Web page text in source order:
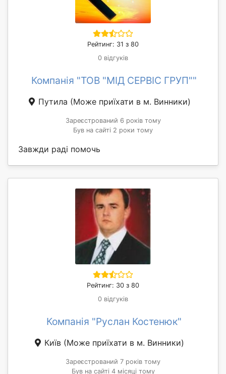
Рейтинг: 31 з 80
0 відгуків
Компанія "ТОВ "МІД СЕРВІС ГРУП""
Путила (Може приїхати в м. Винники)
Зареєстрований 6 років тому
Був на сайті 2 роки тому
Завжди раді помочь
Рейтинг: 30 з 80
0 відгуків
Компанія "Руслан Костенюк"
Київ (Може приїхати в м. Винники)
Зареєстрований 7 років тому
Був на сайті 4 місяці тому